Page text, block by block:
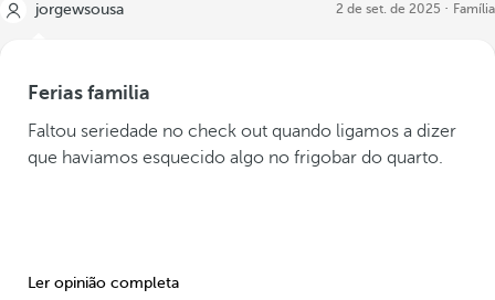
jorgewsousa 2 de set. de 2025 Família
Ferias familia
Faltou seriedade no check out quando ligamos a dizer
que haviamos esquecido algo no frigobar do quarto.
Ler opinião completa